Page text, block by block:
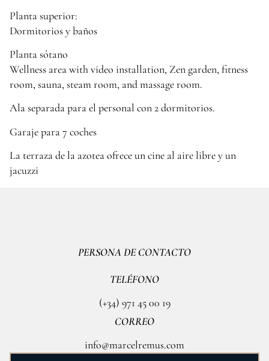
Planta superior:
Dormitorios y baños
Planta sótano
Wellness area with video installation, Zen garden, fitness
room, sauna, steam room, and massage room.
Ala separada para el personal con 2 dormitorios.
Garaje para 7 coches
La terraza de la azotea ofrece un cine al aire libre y un
jacuzzi
PERSONA DE CONTACTO
TELÉFONO
(+34) 971 45 00 19
CORREO
info@marcelremus.com